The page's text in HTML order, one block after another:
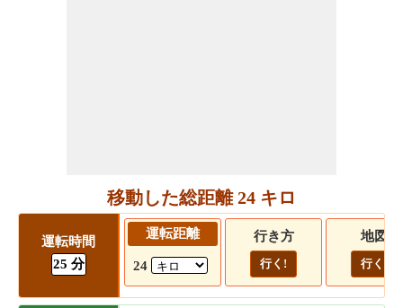
移動した総距離 24 キロ
運転時間
25 分
運転距離
24
行き方
行く!
地図
行く!